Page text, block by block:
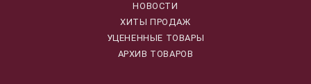
НОВОСТИ
ХИТЫ ПРОДАЖ
УЦЕНЕННЫЕ ТОВАРЫ
АРХИВ ТОВАРОВ